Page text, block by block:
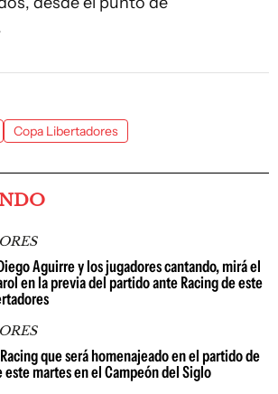
Copa Libertadores
Aguirre y los jugadores cantando, mirá el
en la previa del partido ante Racing de este
que será homenajeado en el partido de
este martes en el Campeón del Siglo